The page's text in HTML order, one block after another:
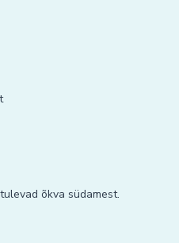
õkva südamest.